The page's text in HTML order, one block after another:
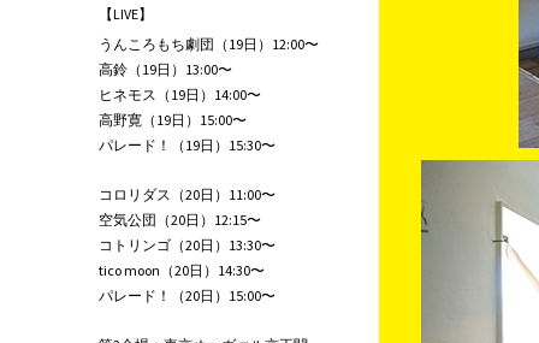
【LIVE】
うんころもち劇団（19日）12:00〜
高鈴（19日）13:00〜
ヒネモス（19日）14:00〜
高野寛（19日）15:00〜
パレード！（19日）15:30〜
コロリダス（20日）11:00〜
空気公団（20日）12:15〜
コトリンゴ（20日）13:30〜
tico moon（20日）14:30〜
パレード！（20日）15:00〜